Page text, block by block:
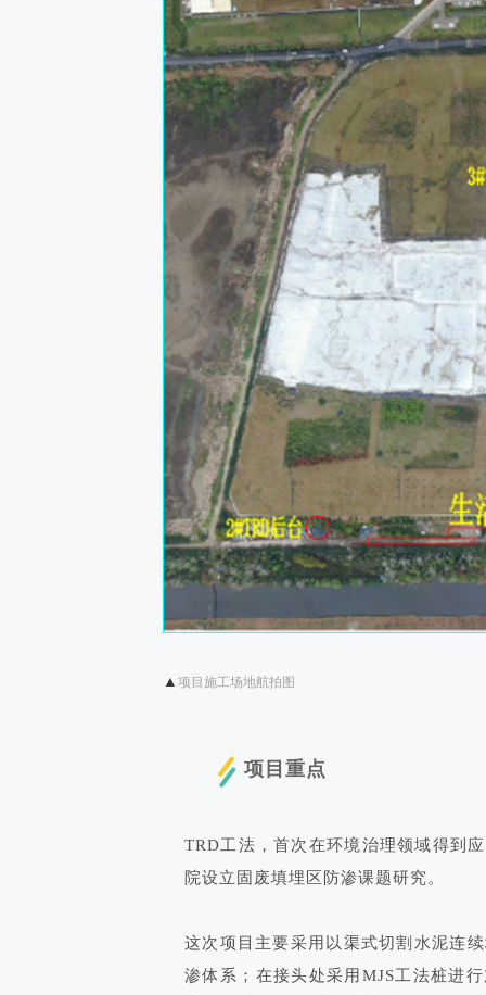
▲ 项目施工场地航拍图
项目重点
TRD工法，首次在环境治理领域得到
院设立固废填埋区防渗课题研究。
这次项目主要采用以渠式切割水泥连
渗体系；在接头处采用MJS工法桩进